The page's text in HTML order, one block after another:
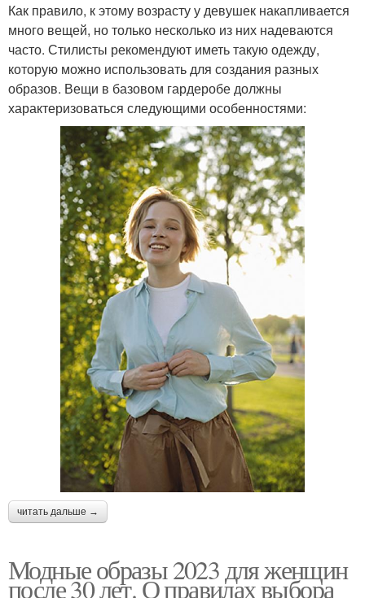
Как правило, к этому возрасту у девушек накапливается
много вещей, но только несколько из них надеваются
часто. Стилисты рекомендуют иметь такую одежду,
которую можно использовать для создания разных
образов. Вещи в базовом гардеробе должны
характеризоваться следующими особенностями:
читать дальше →
Модные образы 2023 для женщин
после 30 лет. О правилах выбора